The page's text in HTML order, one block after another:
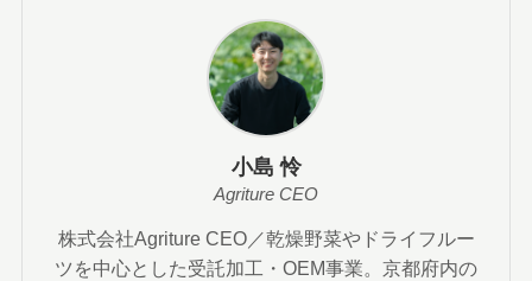
小島 怜
Agriture CEO
株式会社Agriture CEO／乾燥野菜やドライフルー
ツを中心とした受託加工・OEM事業。京都府内の